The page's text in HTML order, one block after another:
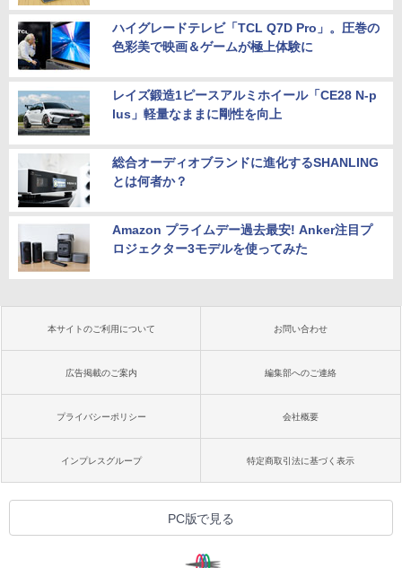
ハイグレードテレビ「TCL Q7D Pro」。圧巻の
色彩美で映画＆ゲームが極上体験に
レイズ鍛造1ピースアルミホイール「CE28 N-p
lus」軽量なままに剛性を向上
総合オーディオブランドに進化するSHANLING
とは何者か？
Amazon プライムデー過去最安! Anker注目プ
ロジェクター3モデルを使ってみた
本サイトのご利用について お問い合わせ
広告掲載のご案内 編集部へのご連絡
プライバシーポリシー 会社概要
インプレスグループ 特定商取引法に基づく表示
PC版で見る